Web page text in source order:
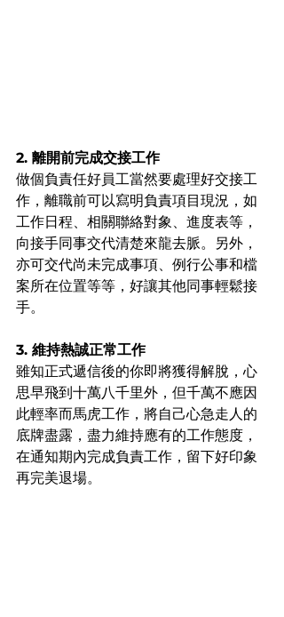
2. 離開前完成交接工作
做個負責任好員工當然要處理好交接工
作，離職前可以寫明負責項目現況，如
工作日程、相關聯絡對象、進度表等，
向接手同事交代清楚來龍去脈。另外，
亦可交代尚未完成事項、例行公事和檔
案所在位置等等，好讓其他同事輕鬆接
手。
3. 維持熱誠正常工作
雖知正式遞信後的你即將獲得解脫，心
思早飛到十萬八千里外，但千萬不應因
此輕率而馬虎工作，將自己心急走人的
底牌盡露，盡力維持應有的工作態度，
在通知期內完成負責工作，留下好印象
再完美退場。